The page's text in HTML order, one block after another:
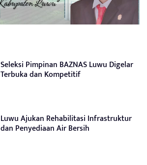
Seleksi Pimpinan BAZNAS Luwu Digelar
Terbuka dan Kompetitif
Luwu Ajukan Rehabilitasi Infrastruktur
dan Penyediaan Air Bersih